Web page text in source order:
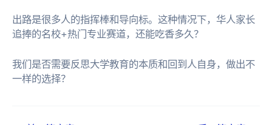
出路是很多人的指挥棒和导向标。这种情况下，华人家长
追捧的名校+热门专业赛道，还能吃香多久？
我们是否需要反思大学教育的本质和回到人自身，做出不
一样的选择？